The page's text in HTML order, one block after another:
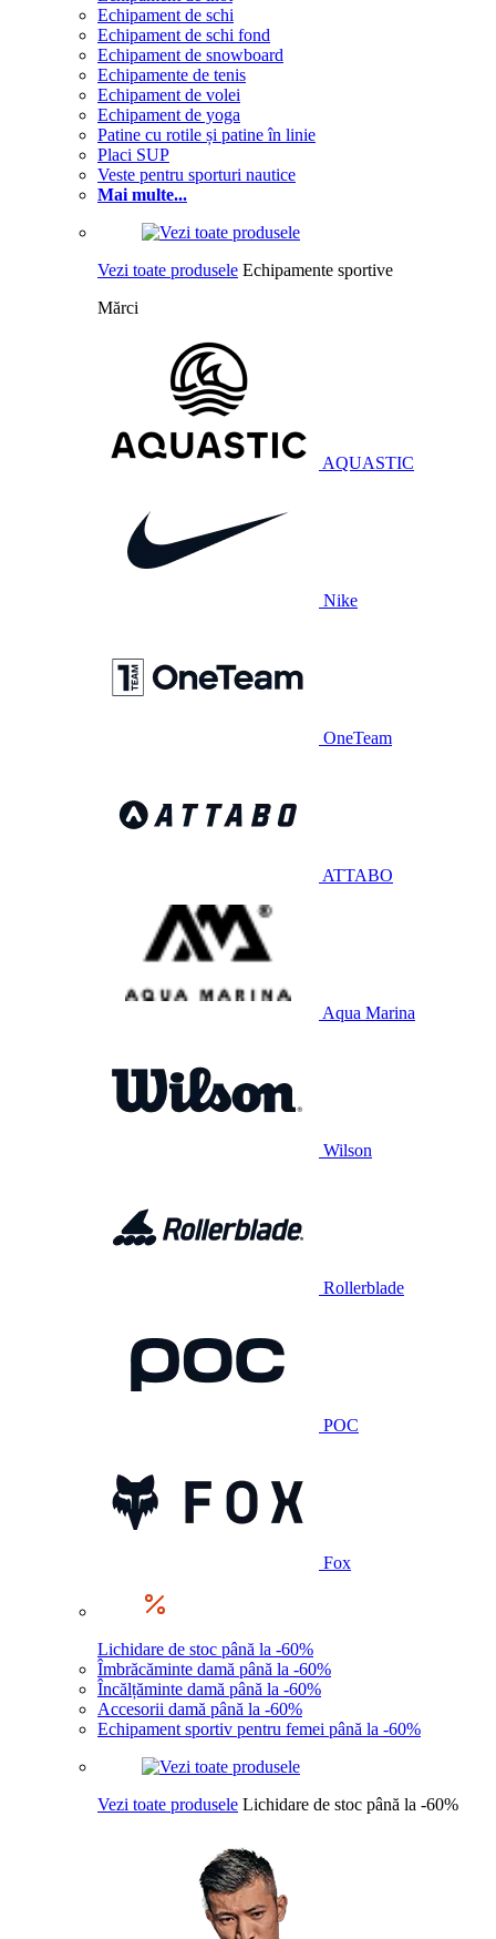
Echipament de schi
Echipament de schi fond
Echipament de snowboard
Echipamente de tenis
Echipament de volei
Echipament de yoga
Patine cu rotile și patine în linie
Placi SUP
Veste pentru sporturi nautice
Mai multe...
Vezi toate produsele Echipamente sportive
Mărci
AQUASTIC
Nike
OneTeam
ATTABO
Aqua Marina
Wilson
Rollerblade
POC
Fox
Lichidare de stoc până la -60%
Îmbrăcăminte damă până la -60%
Încălțăminte damă până la -60%
Accesorii damă până la -60%
Echipament sportiv pentru femei până la -60%
Vezi toate produsele Lichidare de stoc până la -60%